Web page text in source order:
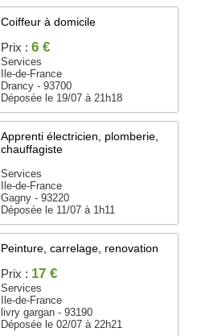
Coiffeur à domicile
Prix : 6 €
Services
Ile-de-France
Drancy - 93700
Déposée le 19/07 à 21h18
Apprenti électricien, plomberie,
chauffagiste
Services
Ile-de-France
Gagny - 93220
Déposée le 11/07 à 1h11
Peinture, carrelage, renovation
Prix : 17 €
Services
Ile-de-France
livry gargan - 93190
Déposée le 02/07 à 22h21